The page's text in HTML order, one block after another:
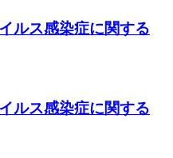
ルス感染症に関する
ルス感染症に関する